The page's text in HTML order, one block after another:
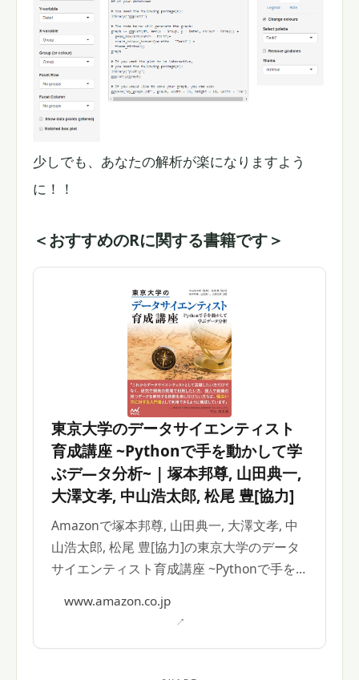
少しでも、あなたの解析が楽になりますよう
に！！
＜おすすめのRに関する書籍です＞
東京大学のデータサイエンティスト
育成講座 ~Pythonで手を動かして学
ぶデ―タ分析~ | 塚本邦尊, 山田典一,
大澤文孝, 中山浩太郎, 松尾 豊[協力]
Amazonで塚本邦尊, 山田典一, 大澤文孝, 中
山浩太郎, 松尾 豊[協力]の東京大学のデータ
サイエンティスト育成講座 ~Pythonで手を
イント還元本が多数。
www.amazon.co.jp